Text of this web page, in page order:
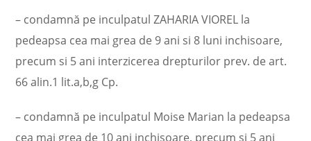
– condamnă pe inculpatul ZAHARIA VIOREL la
pedeapsa cea mai grea de 9 ani si 8 luni inchisoare,
precum si 5 ani interzicerea drepturilor prev. de art.
66 alin.1 lit.a,b,g Cp.
– condamnă pe inculpatul Moise Marian la pedeapsa
cea mai grea de 10 ani inchisoare, precum si 5 ani